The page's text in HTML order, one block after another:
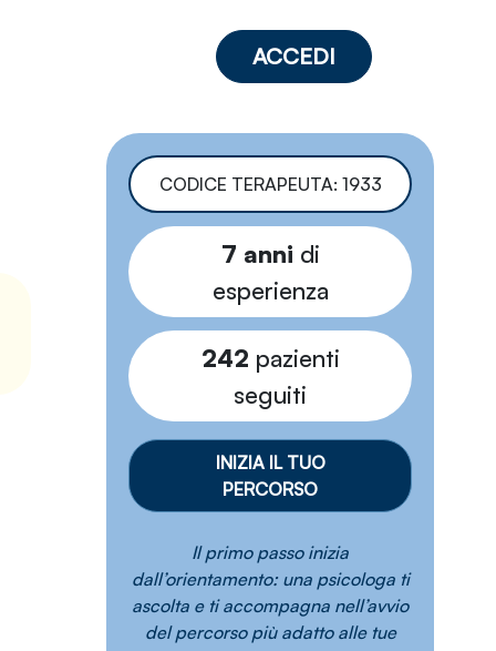
ACCEDI
CODICE TERAPEUTA: 1933
7 anni di
esperienza
242 pazienti
seguiti
INIZIA IL TUO
PERCORSO
Il primo passo inizia
dall’orientamento: una psicologa ti
ascolta e ti accompagna nell’avvio
del percorso più adatto alle tue